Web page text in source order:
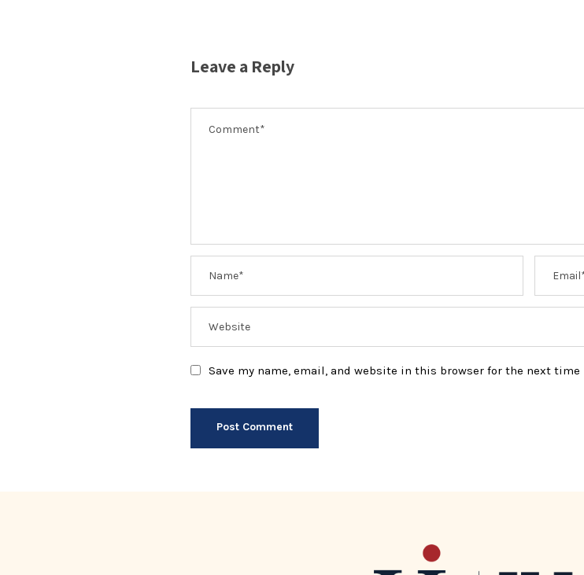
Leave a Reply
Save my name, email, and website in this browser for the next time